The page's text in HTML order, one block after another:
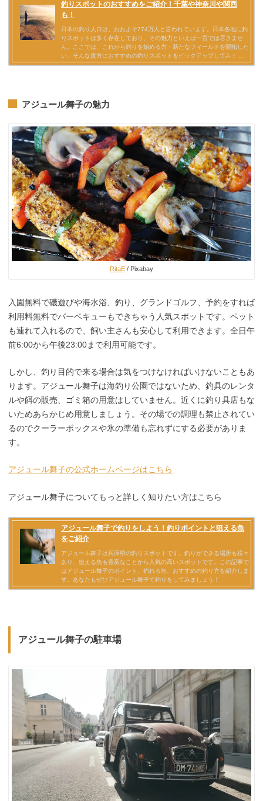
アジュール舞子の魅力
RitaE / Pixabay
入園無料で磯遊びや海水浴、釣り、グランドゴルフ、予約をすれば
利用料無料でバーベキューもできちゃう人気スポットです。ペット
も連れて入れるので、飼い主さんも安心して利用できます。全日午
前6:00から午後23:00まで利用可能です。
しかし、釣り目的で来る場合は気をつけなければいけないこともあ
ります。アジュール舞子は海釣り公園ではないため、釣具のレンタ
ルや餌の販売、ゴミ箱の用意はしていません。近くに釣り具店もな
いためあらかじめ用意しましょう。その場での調理も禁止されてい
るのでクーラーボックスや氷の準備も忘れずにする必要がありま
す。
アジュール舞子の公式ホームページはこちら
アジュール舞子についてもっと詳しく知りたい方はこちら
アジュール舞子の駐車場